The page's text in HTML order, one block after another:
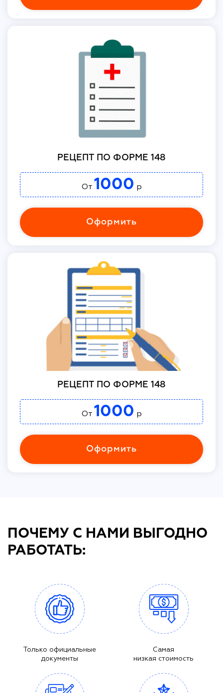
РЕЦЕПТ ПО ФОРМЕ 148
От 1000 р
Оформить
РЕЦЕПТ ПО ФОРМЕ 148
От 1000 р
Оформить
ПОЧЕМУ С НАМИ ВЫГОДНО
РАБОТАТЬ:
Только официальные
документы
Самая
низкая стоимость